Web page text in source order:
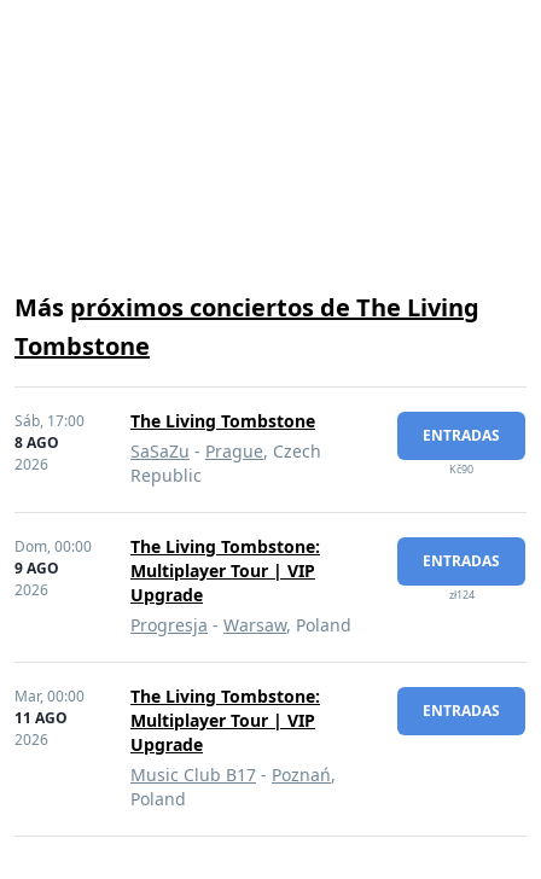
Más próximos conciertos de The Living
Tombstone
Sáb, 17:00
8 AGO
2026
The Living Tombstone
SaSaZu - Prague, Czech
Republic
ENTRADAS
Kč90
Dom,00:00
9 AGO
2026
The Living Tombstone:
Multiplayer Tour | VIP
Upgrade
Progresja - Warsaw, Poland
ENTRADAS
zł124
Mar,00:00
11 AGO
2026
The Living Tombstone:
Multiplayer Tour | VIP
Upgrade
Music Club B17 - Poznań,
Poland
ENTRADAS